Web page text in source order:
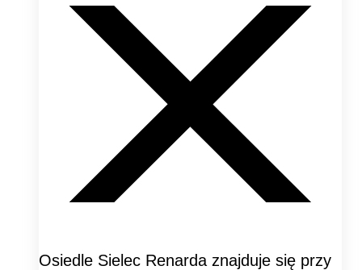
Osiedle Sielec Renarda znajduje się przy